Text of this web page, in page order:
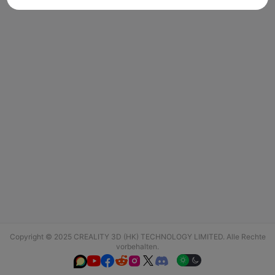
Copyright © 2025 CREALITY 3D (HK) TECHNOLOGY LIMITED. Alle Rechte
vorbehalten.
  